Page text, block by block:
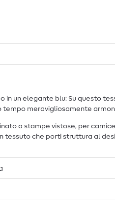
in un elegante blu: Su questo
tempo meravigliosamente
a stampe vistose, per
tessuto che porti struttura al